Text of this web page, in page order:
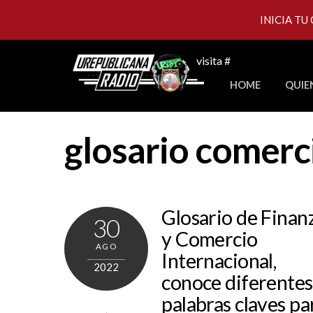
visita #
HOME
glosario
30
AGO
2022
Glosario de
y Comercio
Internacional,
conoce diferentes
palabras claves
INICIA TU